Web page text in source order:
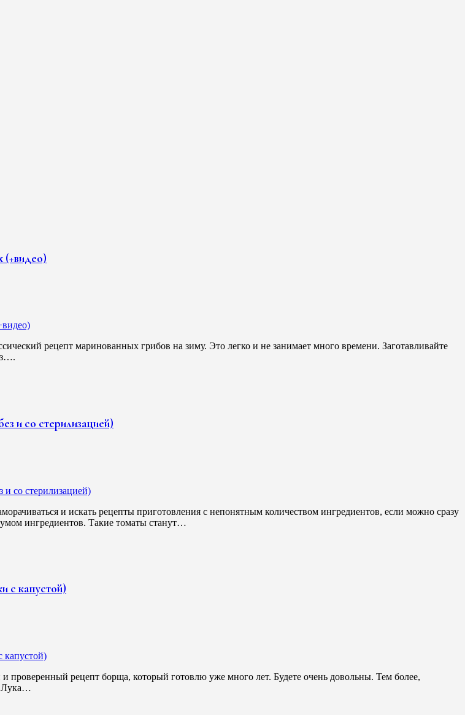
(+видео)
рецепт маринованных грибов на зиму. Это легко и не занимает много времени. Заготавливайте
и со стерилизацией)
и искать рецепты приготовления с непонятным количеством ингредиентов, если можно сразу
ингредиентов. Такие томаты станут…
с капустой)
рецепт борща, который готовлю уже много лет. Будете очень довольны. Тем более,
Лука…